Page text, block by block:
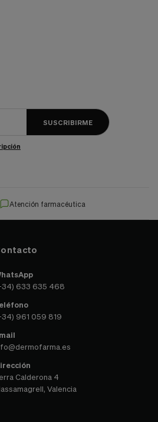
SUSCRIBIRME
Atención farmacéutica
633 635 468
961 059 819
Calderona 4
Valencia